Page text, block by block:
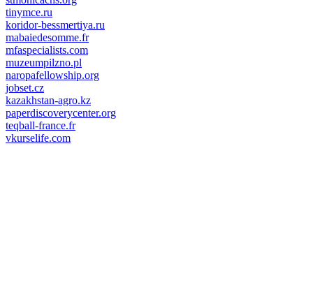
tinymce.ru
koridor-bessmertiya.ru
mabaiedesomme.fr
mfaspecialists.com
muzeumpilzno.pl
naropafellowship.org
jobset.cz
kazakhstan-agro.kz
paperdiscoverycenter.org
teqball-france.fr
vkurselife.com